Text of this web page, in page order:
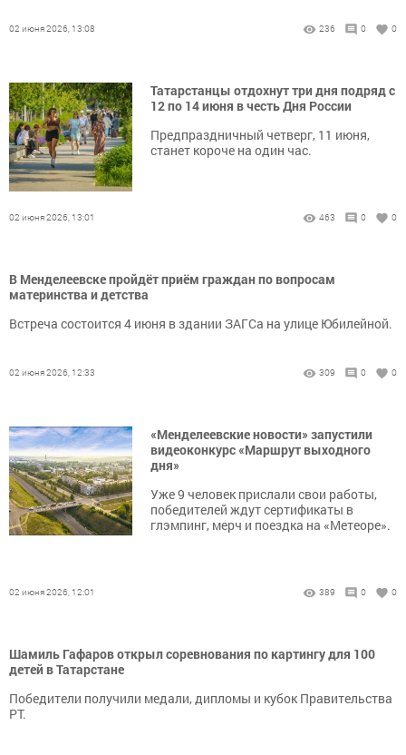
02 июня 2026, 13:08 236 0 0
Татарстанцы отдохнут три дня подряд с
12 по 14 июня в честь Дня России
Предпраздничный четверг, 11 июня,
станет короче на один час.
02 июня 2026, 13:01 463 0 0
В Менделеевске пройдёт приём граждан по вопросам
материнства и детства
Встреча состоится 4 июня в здании ЗАГСа на улице Юбилейной.
02 июня 2026, 12:33 309 0 0
«Менделеевские новости» запустили
видеоконкурс «Маршрут выходного
дня»
Уже 9 человек прислали свои работы,
победителей ждут сертификаты в
глэмпинг, мерч и поездка на «Метеоре».
02 июня 2026, 12:01 389 0 0
Шамиль Гафаров открыл соревнования по картингу для 100
детей в Татарстане
Победители получили медали, дипломы и кубок Правительства
РТ.